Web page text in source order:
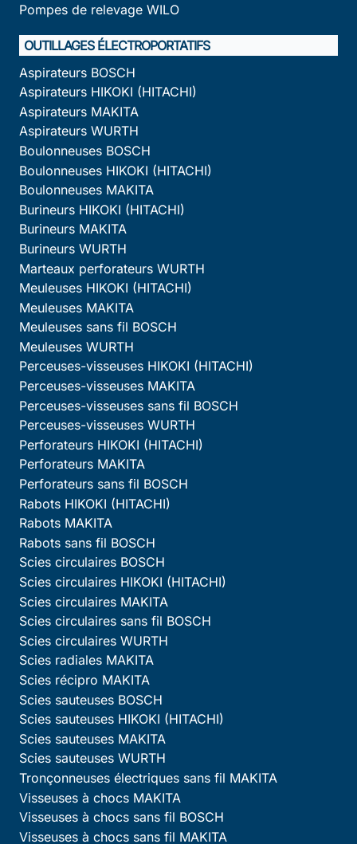
Pompes de relevage WILO
OUTILLAGES ÉLECTROPORTATIFS
Aspirateurs BOSCH
Aspirateurs HIKOKI (HITACHI)
Aspirateurs MAKITA
Aspirateurs WURTH
Boulonneuses BOSCH
Boulonneuses HIKOKI (HITACHI)
Boulonneuses MAKITA
Burineurs HIKOKI (HITACHI)
Burineurs MAKITA
Burineurs WURTH
Marteaux perforateurs WURTH
Meuleuses HIKOKI (HITACHI)
Meuleuses MAKITA
Meuleuses sans fil BOSCH
Meuleuses WURTH
Perceuses-visseuses HIKOKI (HITACHI)
Perceuses-visseuses MAKITA
Perceuses-visseuses sans fil BOSCH
Perceuses-visseuses WURTH
Perforateurs HIKOKI (HITACHI)
Perforateurs MAKITA
Perforateurs sans fil BOSCH
Rabots HIKOKI (HITACHI)
Rabots MAKITA
Rabots sans fil BOSCH
Scies circulaires BOSCH
Scies circulaires HIKOKI (HITACHI)
Scies circulaires MAKITA
Scies circulaires sans fil BOSCH
Scies circulaires WURTH
Scies radiales MAKITA
Scies récipro MAKITA
Scies sauteuses BOSCH
Scies sauteuses HIKOKI (HITACHI)
Scies sauteuses MAKITA
Scies sauteuses WURTH
Tronçonneuses électriques sans fil MAKITA
Visseuses à chocs MAKITA
Visseuses à chocs sans fil BOSCH
Visseuses à chocs sans fil MAKITA